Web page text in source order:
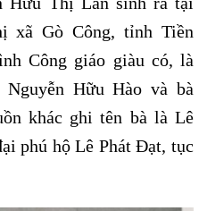
xã Gò Công, tỉnh Tiền
Công giáo giàu có, là
Hữu Hào và bà
khác ghi tên bà là Lê
phú hộ Lê Phát Đạt, tục